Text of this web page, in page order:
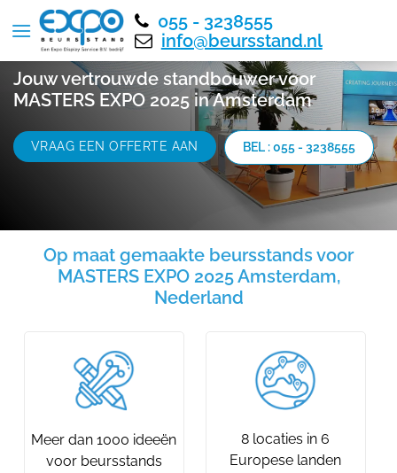
055 - 3238555
info@beursstand.nl
Jouw vertrouwde standbouwer voor
MASTERS EXPO 2025 in Amsterdam
VRAAG EEN OFFERTE AAN BEL : 055 - 3238555
Op maat gemaakte beursstands voor
MASTERS EXPO 2025 Amsterdam,
Nederland
Meer dan 1000 ideeën
voor beursstands
8 locaties in 6
Europese landen